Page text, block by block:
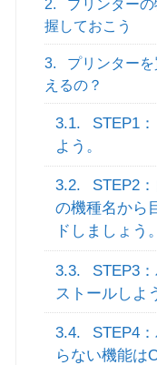
2.
プリンター
握しておこう
3.
プリンター
えるの？
3.1.
STEP1
よう。
3.2.
STEP2
の機種名から
ドしましょう。
3.3.
STEP3
ストールしよ
3.4.
STEP4
らない機能は